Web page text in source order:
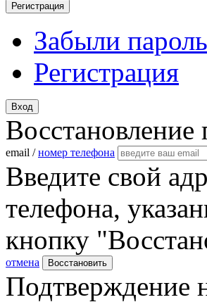
Регистрация
Забыли
Регистрация
Вход
email /номер телефона
Введите свой
телефона,
кнопку
отмена Восстановить
Подтверждение